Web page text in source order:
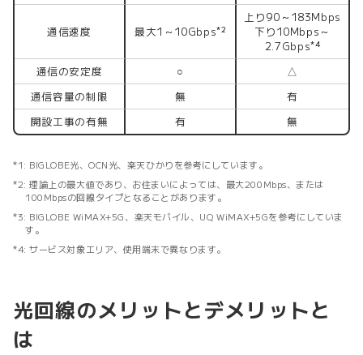
通信速度 最大1～10Gbps*2
上り90～183Mbps
下り10Mbps～
2.7Gbps*4
通信の安定度 ○
△
通信容量の制限
無
有
開設工事の有無
有 無
BIGLOBE光、OCN光、楽天ひかりを参考にしています。
理論上の最大値であり、お住まいによっては、最大200Mbps、または
100Mbpsの回線タイプとなることがあります。
BIGLOBE WiMAX+5G、楽天モバイル、UQ WiMAX+5Gを参考にしていま
す。
サービス対象エリア、使用端末で異なります。
光回線のメリットとデメリットと
は